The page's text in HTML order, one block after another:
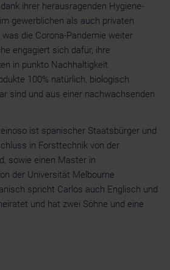
ihrer herausragenden Hygiene-
gewerblichen als auch privaten
die Corona-Pandemie weiter
engagiert sich dafür, ihre
in punkto Nachhaltigkeit
100% natürlich, biologisch
sind und aus einer nachwachsenden
ist spanischer Staatsbürger und
in Forsttechnik von der
sowie einen Master in
der Universität Melbourne
spricht Carlos auch Englisch und
und hat zwei Söhne und eine